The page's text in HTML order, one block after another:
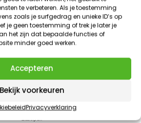
te verbeteren. Als je toestemming
zoals je surfgedrag en unieke ID’s op
je geen toestemming of trek je later je
het zijn dat bepaalde functies of
minder goed werken.
Accepteren
Bekijk voorkeuren
Privacyverklaring
FlinQ Draadloze
Grastrimmer 20V
4.5- 2 beoordelingen
79.95
op je eerste bestelling
TOEGANG | NIEUWE PRODUCTEN
Claim 10% korting
AANBOD EINDIGT IN
Countdown ends in:
101::52
52
je je aan voor onze e-mails. Je kunt je op ieder moment weer
uitschrijven.